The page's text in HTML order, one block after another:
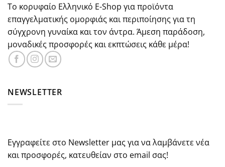
Το κορυφαίο Ελληνικό E-Shop για προϊόντα
επαγγελματικής ομορφιάς και περιποίησης για τη
σύγχρονη γυναίκα και τον άντρα. Άμεση παράδοση,
μοναδικές προσφορές και εκπτώσεις κάθε μέρα!
NEWSLETTER
Εγγραφείτε στο Newsletter μας για να λαμβάνετε νέα
και προσφορές, κατευθείαν στο email σας!